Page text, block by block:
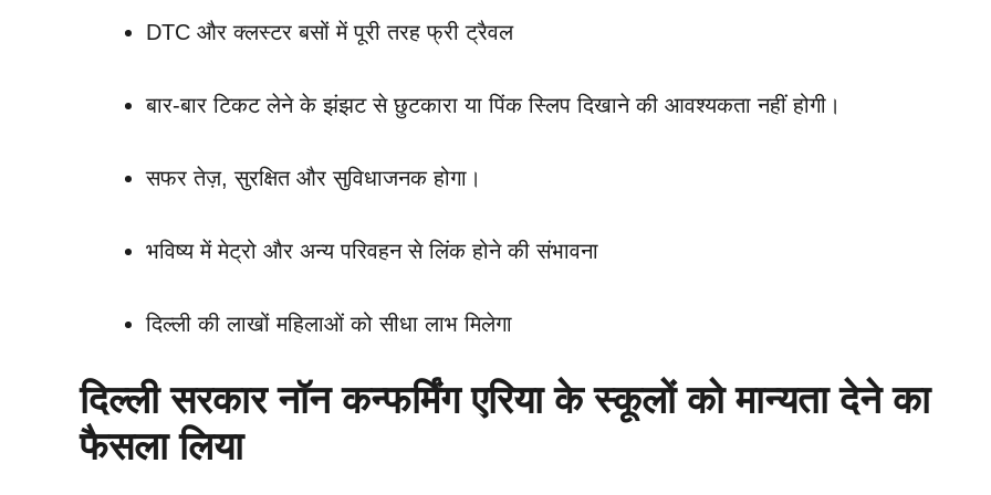
DTC और क्लस्टर बसों में पूरी तरह फ्री ट्रैवल
बार-बार टिकट लेने के झंझट से छुटकारा या पिंक स्लिप दिखाने की आवश्यकता नहीं होगी।
सफर तेज़, सुरक्षित और सुविधाजनक होगा।
भविष्य में मेट्रो और अन्य परिवहन से लिंक होने की संभावना
दिल्ली की लाखों महिलाओं को सीधा लाभ मिलेगा
दिल्ली सरकार नॉन कन्फर्मिंग एरिया के स्कूलों को मान्यता देने का
फैसला लिया